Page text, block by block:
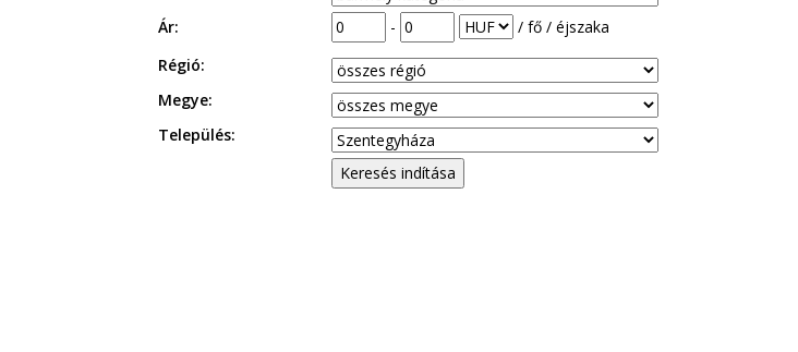
Ár:
-
/ fő / éjszaka
Régió:
Megye:
Település: